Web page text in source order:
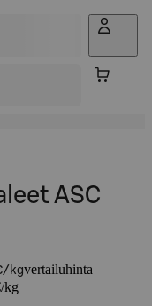
ASC
kgvertailuhinta
kg